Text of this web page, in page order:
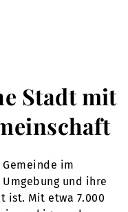
Stadt mit
im
und ihre
ist. Mit etwa 7.000